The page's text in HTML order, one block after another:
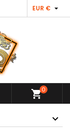
EUR € 
shopping_cart0